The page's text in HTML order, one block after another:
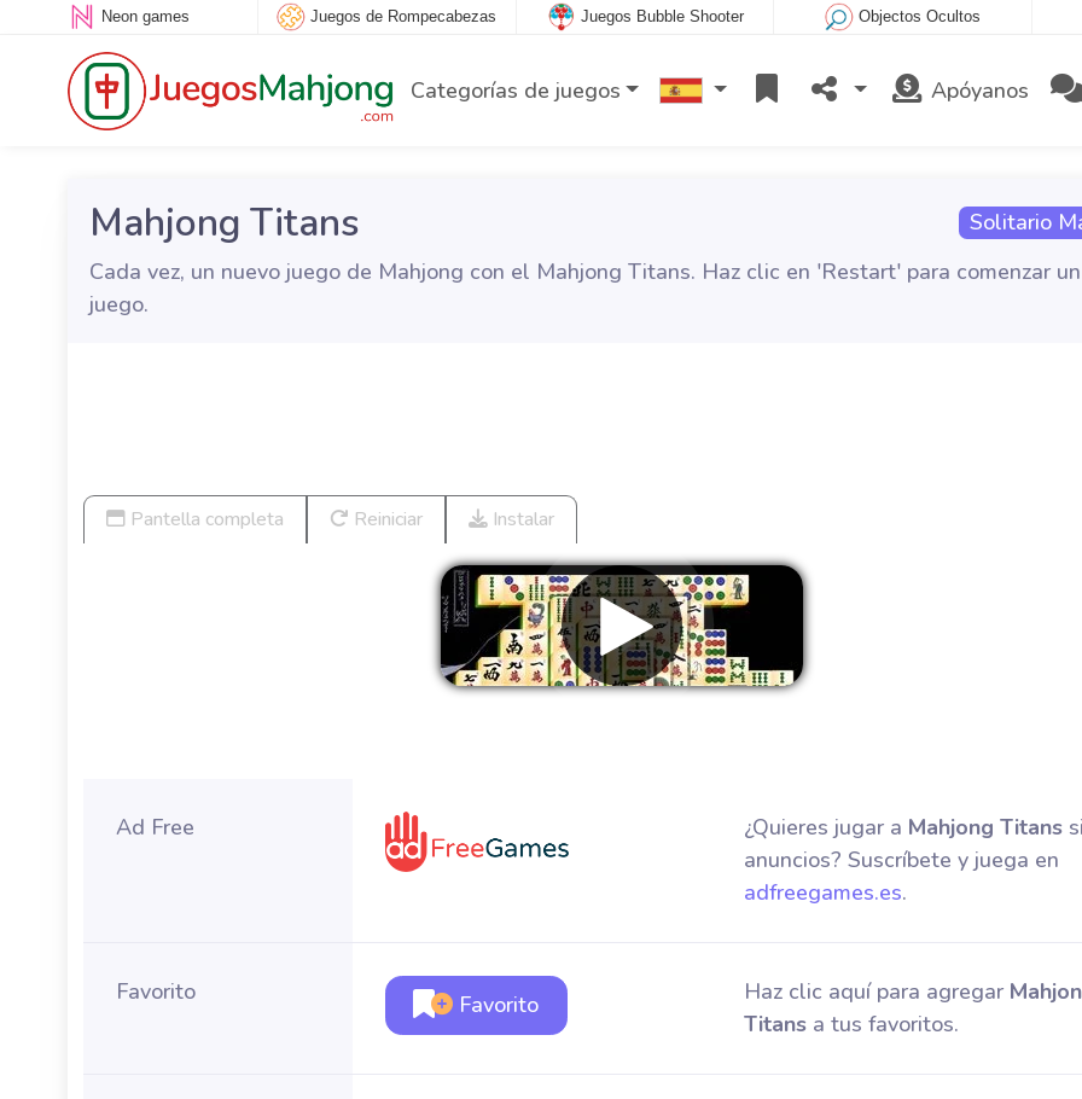
Neon games Juegos de Rompecabezas Juegos Bubble Shooter Objectos Ocultos
Categorías de juegos Apóyanos
Solitario
Mahjong Titans
Cada vez, un nuevo juego de Mahjong con el Mahjong Titans. Haz clic en 'Restart' para comenzar
juego.
Pantella completa Reiniciar Instalar
Ad Free ¿Quieres jugar a Mahjong Titans
anuncios? Suscríbete y juega en
adfreegames.es.
Favorito Favorito Haz clic aquí para agregar
Titansa tus favoritos.